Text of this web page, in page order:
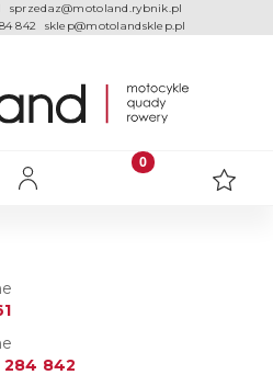
sprzedaz@motoland.rybnik.pl
842 sklep@motolandsklep.pl
284 842